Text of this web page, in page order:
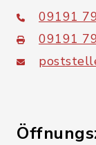
09191
09191